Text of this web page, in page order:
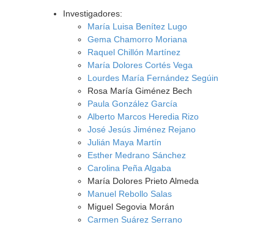
Investigadores:
María Luisa Benítez Lugo
Gema Chamorro Moriana
Raquel Chillón Martínez
María Dolores Cortés Vega
Lourdes María Fernández Segúin
Rosa María Giménez Bech
Paula González García
Alberto Marcos Heredia Rizo
José Jesús Jiménez Rejano
Julián Maya Martín
Esther Medrano Sánchez
Carolina Peña Algaba
María Dolores Prieto Almeda
Manuel Rebollo Salas
Miguel Segovia Morán
Carmen Suárez Serrano